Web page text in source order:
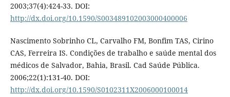
2003;37(4):424-33. DOI:
http://dx.doi.org/10.1590/S003489102003000400006
Nascimento Sobrinho CL, Carvalho FM, Bonfim TAS, Cirino
CAS, Ferreira IS. Condições de trabalho e saúde mental dos
médicos de Salvador, Bahia, Brasil. Cad Saúde Pública.
2006;22(1):131-40. DOI:
http://dx.doi.org/10.1590/S0102311X2006000100014